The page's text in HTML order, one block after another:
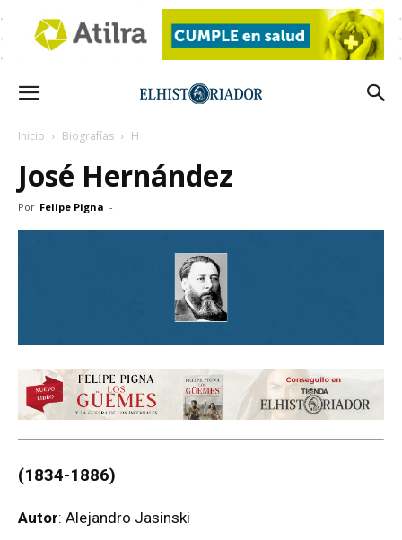
Inicio Biografías H
José Hernández
Por Felipe Pigna -
(1834-1886)
Autor: Alejandro Jasinski